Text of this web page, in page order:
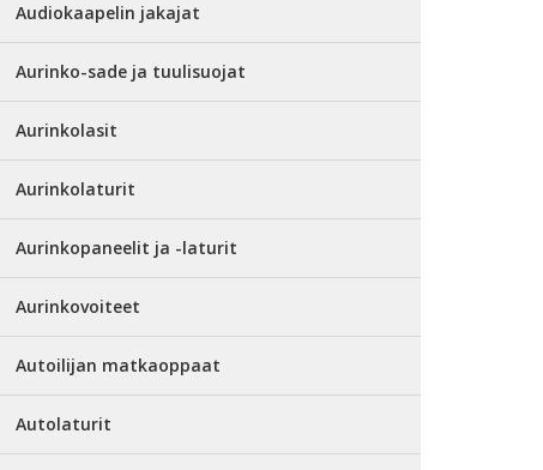
Audiokaapelin jakajat
Aurinko-sade ja tuulisuojat
Aurinkolasit
Aurinkolaturit
Aurinkopaneelit ja -laturit
Aurinkovoiteet
Autoilijan matkaoppaat
Autolaturit